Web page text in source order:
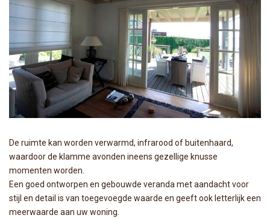
De ruimte kan worden verwarmd, infrarood of buitenhaard,
waardoor de klamme avonden ineens gezellige knusse
momenten worden.
Een goed ontworpen en gebouwde veranda met aandacht voor
stijl en detail is van toegevoegde waarde en geeft ook letterlijk een
meerwaarde aan uw woning.